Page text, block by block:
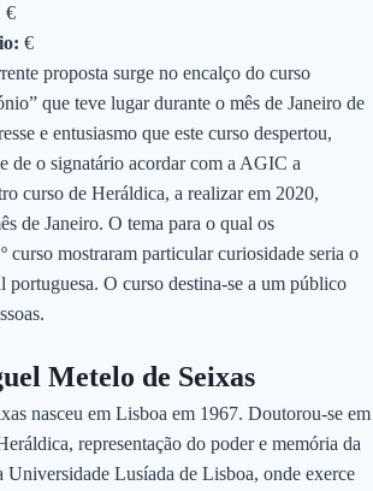
€
€
proposta surge no encalço do curso
que teve lugar durante o mês de Janeiro de
e entusiasmo que este curso despertou,
de o signatário acordar com a AGIC a
curso de Heráldica, a realizar em 2020,
de Janeiro. O tema para o qual os
curso mostraram particular curiosidade seria o
portuguesa. O curso destina-se a um público
Metelo de Seixas
nasceu em Lisboa em 1967. Doutorou-se em
representação do poder e memória da
Universidade Lusíada de Lisboa, onde exerce